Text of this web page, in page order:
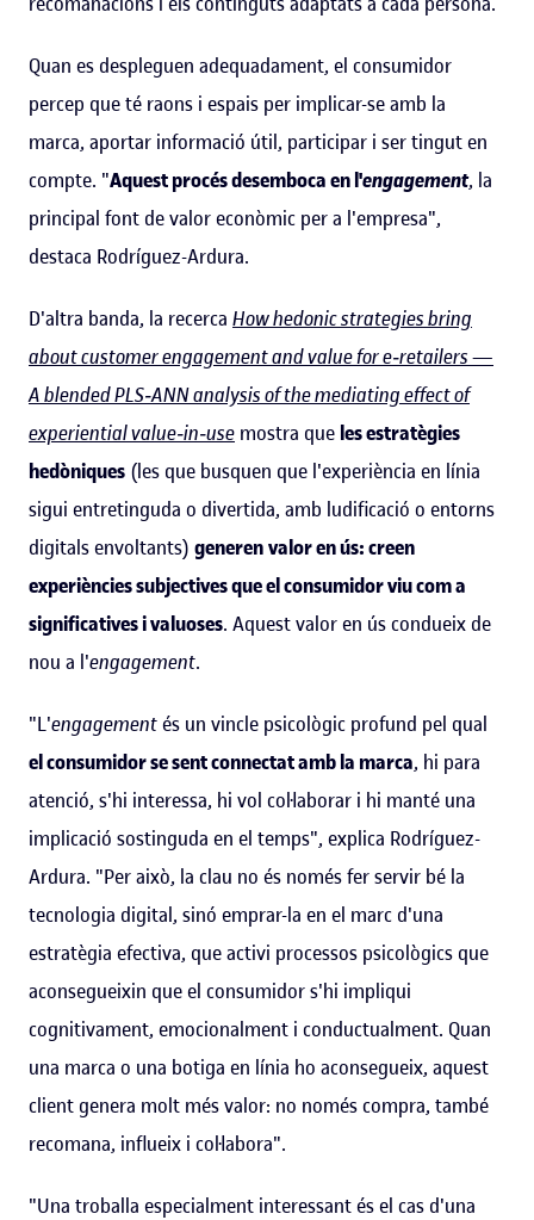
Quan es despleguen adequadament, el consumidor
percep que té raons i espais per implicar-se amb la
marca, aportar informació útil, participar i ser tingut en
compte. "Aquest procés desemboca en l'engagement, la
principal font de valor econòmic per a l'empresa",
destaca Rodríguez-Ardura.
D'altra banda, la recerca How hedonic strategies bring
about customer engagement and value for e‑retailers —
A blended PLS‑ANN analysis of the mediating effect of
experiential value‑in‑use mostra que les estratègies
hedòniques (les que busquen que l'experiència en línia
sigui entretinguda o divertida, amb ludificació o entorns
digitals envoltants) generenvalor en ús: creen
experiències subjectives que el consumidor viu com a
significatives i valuoses. Aquest valor en ús condueix de
nou a l'engagement.
"L'engagementés un vincle psicològic profund pel qual
el consumidor se sent connectat amb la marca, hi para
atenció, s'hi interessa, hi vol col·laborar i hi manté una
implicació sostinguda en el temps", explica Rodríguez-
Ardura. "Per això, la clau no és només fer servir bé la
tecnologia digital, sinó emprar-la en el marc d'una
estratègia efectiva, que activi processos psicològics que
aconsegueixin que el consumidor s'hi impliqui
cognitivament, emocionalment i conductualment. Quan
una marca o una botiga en línia ho aconsegueix, aquest
client genera molt més valor: no només compra, també
recomana, influeix i col·labora".
"Una troballa especialment interessant és el cas d'una